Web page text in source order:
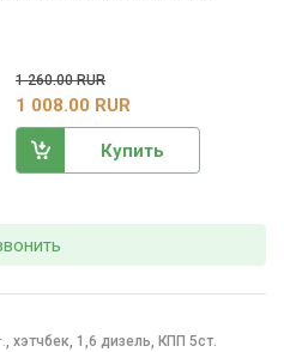
1 260.00 RUR
1 008.00 RUR
Купить
хэтчбек, 1,6 дизель, КПП 5ст.